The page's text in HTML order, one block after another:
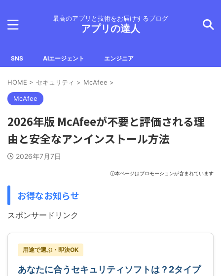
最高のアプリと技術をお届けするブログ
アプリの達人
SNS AIエージェント エンジニア
HOME > セキュリティ > McAfee >
McAfee
2026年版 McAfeeが不要と評価される理
由と安全なアンインストール方法
2026年7月7日
ⓘ本ページはプロモーションが含まれています
お得なお知らせ
スポンサードリンク
用途で選ぶ・即決OK
あなたに合うセキュリティソフトは？2タイプ